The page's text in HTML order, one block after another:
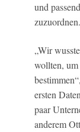
und
zuzuordnen.
„Wir
wollten,
ersten
paar
anderem